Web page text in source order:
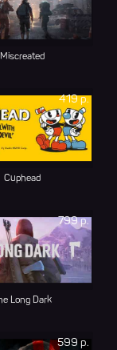
Miscreated
419 р.
Cuphead
799 р.
Long Dark
599 р.